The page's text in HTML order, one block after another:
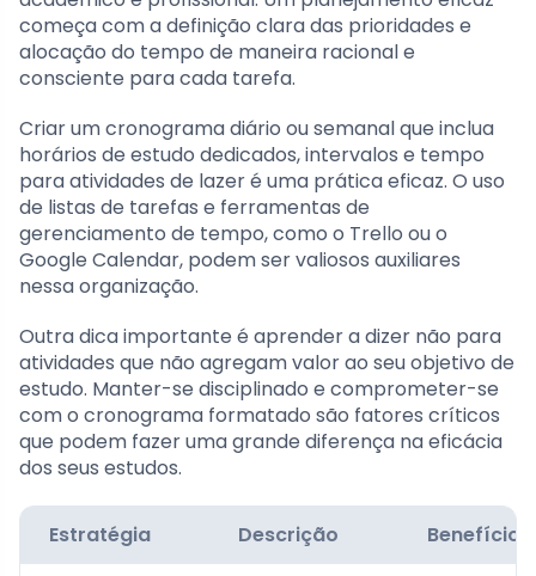
começa com a definição clara das prioridades e
alocação do tempo de maneira racional e
consciente para cada tarefa.
Criar um cronograma diário ou semanal que inclua
horários de estudo dedicados, intervalos e tempo
para atividades de lazer é uma prática eficaz. O uso
de listas de tarefas e ferramentas de
gerenciamento de tempo, como o Trello ou o
Google Calendar, podem ser valiosos auxiliares
nessa organização.
Outra dica importante é aprender a dizer não para
atividades que não agregam valor ao seu objetivo de
estudo. Manter-se disciplinado e comprometer-se
com o cronograma formatado são fatores críticos
que podem fazer uma grande diferença na eficácia
dos seus estudos.
Estratégia Descrição Benefício